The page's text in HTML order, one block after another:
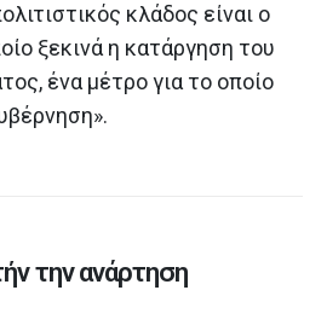
κλάδος είναι ο
ξεκινά η κατάργηση του
ένα μέτρο για το οποίο
την ανάρτηση